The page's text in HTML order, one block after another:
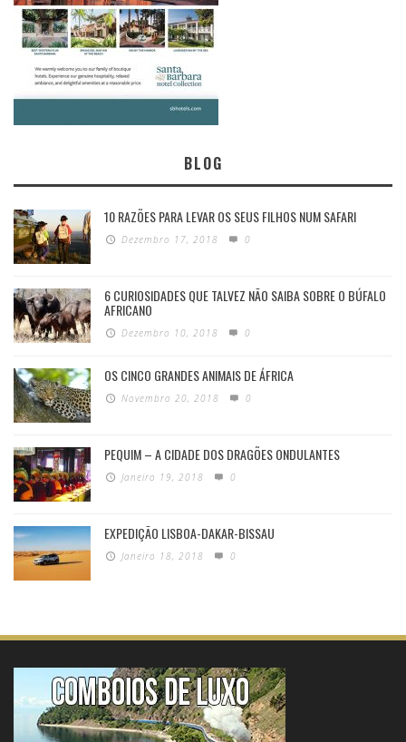
BLOG
10 RAZÕES PARA LEVAR OS SEUS FILHOS NUM SAFARI
Dezembro 17, 2018 0
6 CURIOSIDADES QUE TALVEZ NÃO SAIBA SOBRE O BÚFALO
AFRICANO
Dezembro 10, 2018 0
OS CINCO GRANDES ANIMAIS DE ÁFRICA
Novembro 20, 2018 0
PEQUIM – A CIDADE DOS DRAGÕES ONDULANTES
Janeiro 19, 2018 0
EXPEDIÇÃO LISBOA-DAKAR-BISSAU
Janeiro 18, 2018 0